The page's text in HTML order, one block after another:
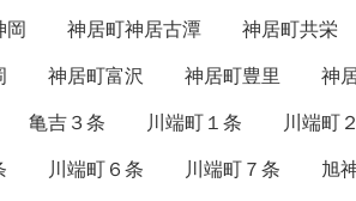
岡 神居町神居古潭 神居町共栄
神居町富沢 神居町豊里
神
亀吉３条 川端町１条
川端町
川端町６条 川端町７条
旭